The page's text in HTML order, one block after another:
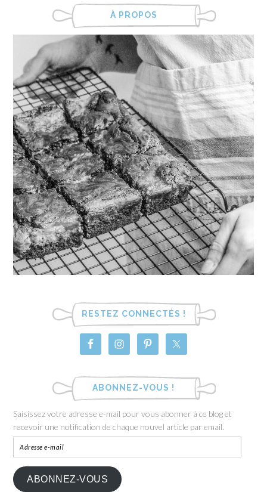
À PROPOS
RESTEZ CONNECTÉS !
ABONNEZ-VOUS !
Saisissez votre adresse e-mail pour vous abonner à ce blog et
recevoir une notification de chaque nouvel article par email.
ABONNEZ-VOUS